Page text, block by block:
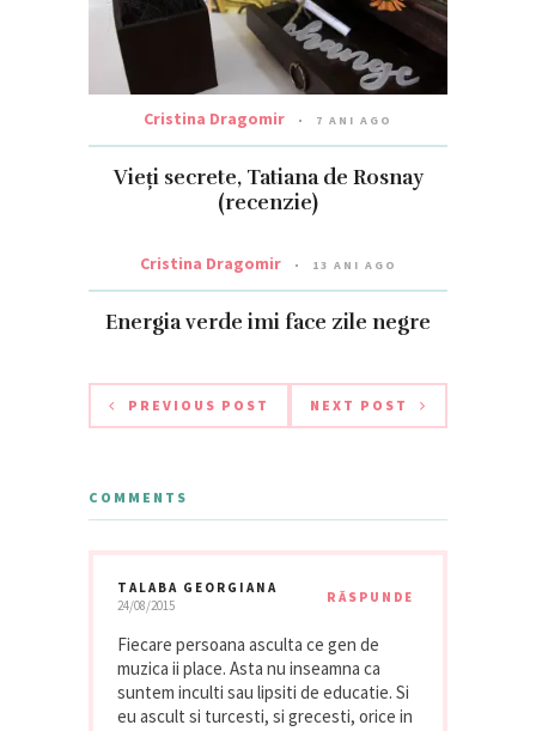
Cristina Dragomir 7 ANI AGO
Vieți secrete, Tatiana de Rosnay
(recenzie)
Cristina Dragomir 13 ANI AGO
Energia verde imi face zile negre
PREVIOUS POST NEXT POST
COMMENTS
TALABA GEORGIANA
24/08/2015
RĂSPUNDE
Fiecare persoana asculta ce gen de
muzica ii place. Asta nu inseamna ca
suntem inculti sau lipsiti de educatie. Si
eu ascult si turcesti, si grecesti, orice in